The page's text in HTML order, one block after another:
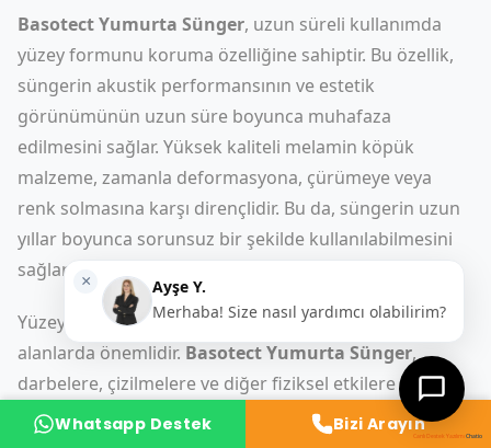
Basotect Yumurta Sünger, uzun süreli kullanımda
yüzey formunu koruma özelliğine sahiptir. Bu özellik,
süngerin akustik performansının ve estetik
görünümünün uzun süre boyunca muhafaza
edilmesini sağlar. Yüksek kaliteli melamin köpük
malzeme, zamanla deformasyona, çürümeye veya
renk solmasına karşı dirençlidir. Bu da, süngerin uzun
yıllar boyunca sorunsuz bir şekilde kullanılabilmesini
sağlar.
Yüzey formunun korunması, özellikle yüksek trafikli
alanlarda önemlidir. Basotect Yumurta Sünger,
darbelere, çizilmelere ve diğer fiziksel etkilere karşı
dayanıklıdır. Bu da, süngerin yüzeyinin bozulmasını ve
Whatsapp Destek Bizi Arayın
Canlı Destek YazılımıChatio